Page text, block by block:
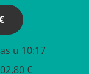
u 10:17
€